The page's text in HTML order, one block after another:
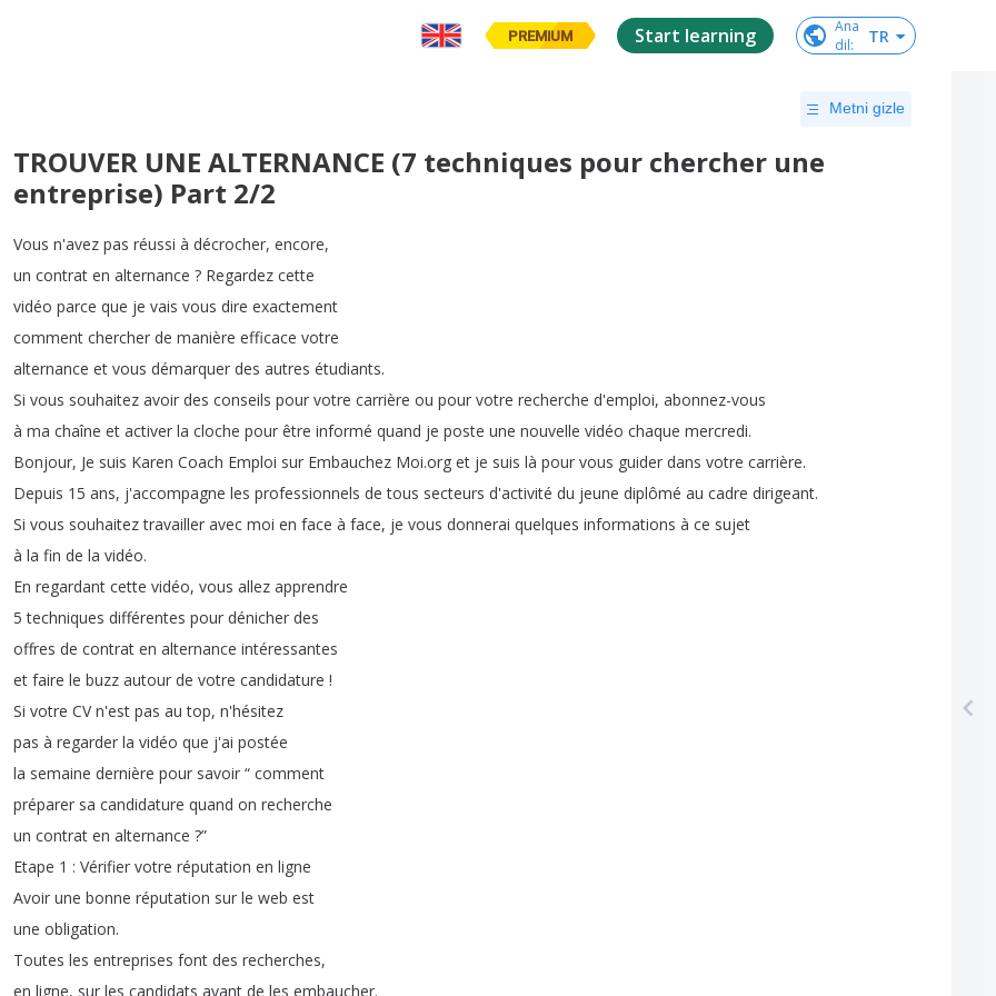
PREMIUM Start learning
Ana
dil: TR
Metni gizle
TROUVER UNE ALTERNANCE (7 techniques pour chercher une
entreprise) Part 2/2
Vous n'avez pas réussi à décrocher, encore,
un contrat en alternance ? Regardez cette
vidéo parce que je vais vous dire exactement
comment chercher de manière efficace votre
alternance et vous démarquer des autres étudiants.
Si vous souhaitez avoir des conseils pour votre carrière ou pour votre recherche d'emploi, abonnez-vous
à ma chaîne et activer la cloche pour être informé quand je poste une nouvelle vidéo chaque mercredi.
Bonjour, Je suis Karen Coach Emploi sur Embauchez Moi.org et je suis là pour vous guider dans votre carrière.
Depuis 15 ans, j'accompagne les professionnels de tous secteurs d'activité du jeune diplômé au cadre dirigeant.
Si vous souhaitez travailler avec moi en face à face, je vous donnerai quelques informations à ce sujet
à la fin de la vidéo.
En regardant cette vidéo, vous allez apprendre
5techniques différentes pour dénicher des
offres de contrat en alternance intéressantes
et faire le buzz autour de votre candidature !
Si votre CV n'est pas au top, n'hésitez
pas à regarder la vidéo que j'ai postée
la semaine dernière pour savoir “ comment
préparer sa candidature quand on recherche
un contrat en alternance ?”
Etape 1 : Vérifier votre réputation en ligne
Avoir une bonne réputation sur le web est
une obligation.
Toutes les entreprises font des recherches,
en ligne, sur les candidats avant de les embaucher.